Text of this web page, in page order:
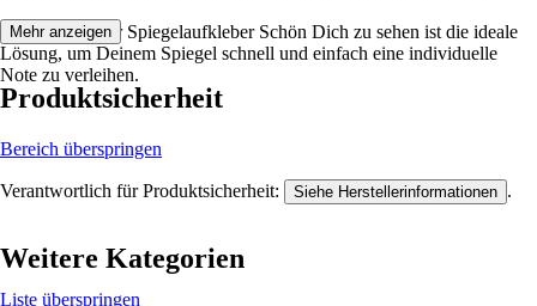
Festgezurrt: Der Spiegelaufkleber Schön Dich zu sehen ist die ideale
Lösung, um Deinem Spiegel schnell und einfach eine individuelle
Note zu verleihen.
Mehr anzeigen
Produktsicherheit
Bereich überspringen
Verantwortlich für Produktsicherheit: Siehe Herstellerinformationen .
Weitere Kategorien
Liste überspringen